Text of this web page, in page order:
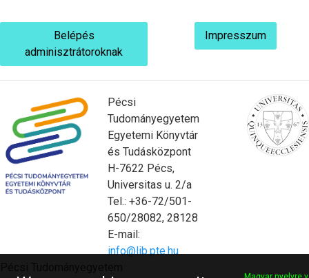
Belépés
adminisztrátoroknak
Impresszum
Pécsi
Tudományegyetem
Egyetemi Könyvtár
és Tudásközpont
H-7622 Pécs,
Universitas u. 2/a
Tel.: +36-72/501-
650/28082, 28128
E-mail:
info@lib.pte.hu